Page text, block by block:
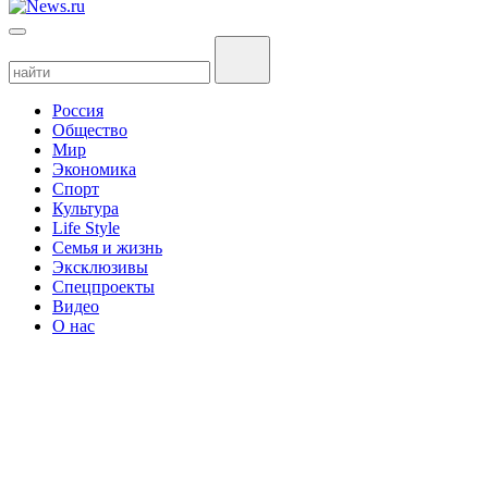
Россия
Общество
Мир
Экономика
Спорт
Культура
Life Style
Семья и жизнь
Эксклюзивы
Спецпроекты
Видео
О нас